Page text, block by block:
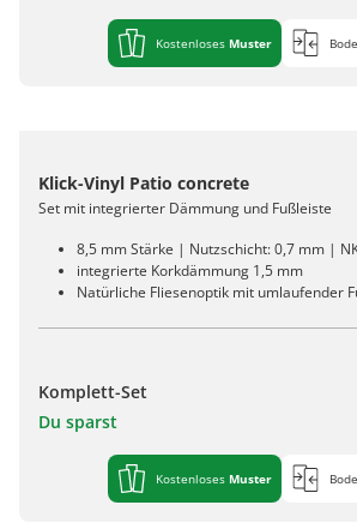
Kostenloses Muster
Klick-Vinyl Patio concrete
Set mit integrierter Dämmung und Fußleiste
8,5 mm Stärke | Nutzschicht: 0,7 mm |
integrierte Korkdämmung 1,5 mm
Natürliche Fliesenoptik mit umlaufender
Komplett-Set
Du sparst
Kostenloses Muster